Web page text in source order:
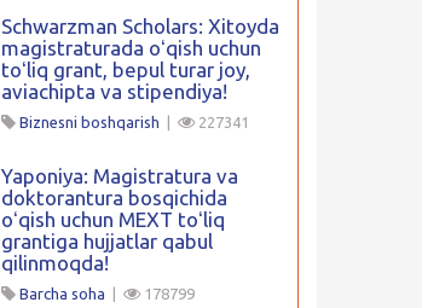
Schwarzman Scholars: Xitoyda
magistraturada oʻqish uchun
toʻliq grant, bepul turar joy,
aviachipta va stipendiya!
Biznesni boshqarish 227341
Yaponiya: Magistratura va
doktorantura bosqichida
oʻqish uchun MEXT toʻliq
grantiga hujjatlar qabul
qilinmoqda!
Barcha soha 178799